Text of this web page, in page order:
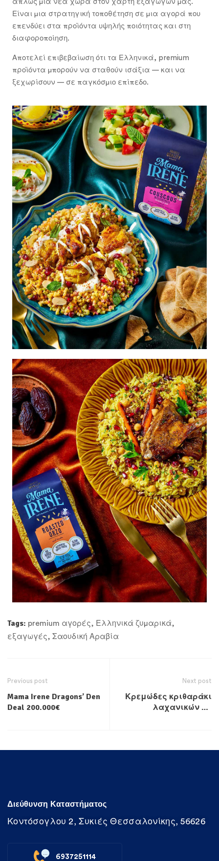
απλώς μια νέα χώρα στον χάρτη εξαγωγών μας.
Είναι μια στρατηγική τοποθέτηση σε μια αγορά που
επενδύει στα προϊόντα υψηλής ποιότητας και στη
διαφοροποίηση.
Αποτελεί επιβεβαίωση ότι τα Ελληνικά, premium
προϊόντα μπορούν να σταθούν ισάξια — και να
ξεχωρίσουν — σε παγκόσμιο επίπεδο.
Tags: premium αγορές, Ελληνικά ζυμαρικά,
εξαγωγές, Σαουδική Αραβία
Previous post
Mama Irene Dragons’ Den
Deal 200.000€
Next post
Κρεμώδες κριθαράκι
λαχανικών με
Διεύθυνση Καταστήματος
Κοντόσογλου 2, Συκιές Θεσσαλονίκης, 56626
6937251114